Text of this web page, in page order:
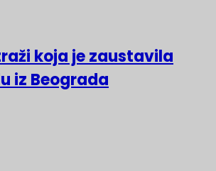
koja je zaustavila
iz Beograda